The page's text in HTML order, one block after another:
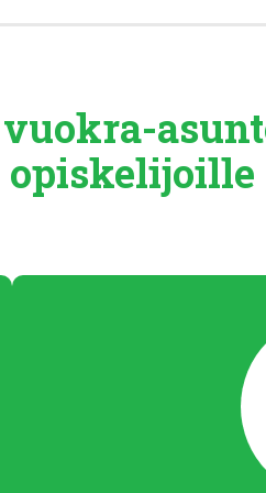
vuokra-
opiskelijoille